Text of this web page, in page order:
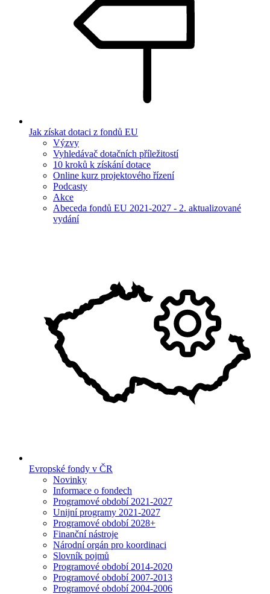
Jak získat dotaci z fondů EU
Výzvy
Vyhledávač dotačních příležitostí
10 kroků k získání dotace
Online kurz projektového řízení
Podcasty
Akce
Abeceda fondů EU 2021-2027 - 2. aktualizované
vydání
Evropské fondy v ČR
Novinky
Informace o fondech
Programové období 2021-2027
Unijní programy 2021-2027
Programové období 2028+
Finanční nástroje
Národní orgán pro koordinaci
Slovník pojmů
Programové období 2014-2020
Programové období 2007-2013
Programové období 2004-2006